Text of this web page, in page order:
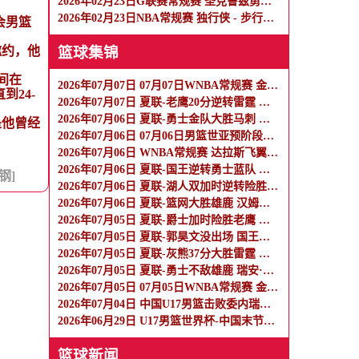
男篮
，他
在
到24-
曾经
]
2026年02月23日NBA常规赛 独行侠 - 步行者 全场录像
篮球集锦
2026年07月07日 07月07日WNBA常规赛 金州女武神62-49华盛顿神秘人 全场集锦
2026年07月07日 夏联-老鹰20分逆转雷霆 埃加福19+15 马拉9中3&4帽5失误
2026年07月06日 夏联-勇士金队大胜马刺 伦德博格11分8板2帽 李贤重11分
2026年07月06日 07月06日男篮世亚预阶段一 约旦男篮106-67伊拉克男篮 全场集锦
2026年07月06日 WNBA常规赛 达拉斯飞翼 89 - 76 多伦多节奏 全场集锦
2026年07月06日 夏联-国王逆转勇士蓝队 郭昊文首秀9分钟4分3助 夏普18分
2026年07月06日 夏联-湖人双加时逆转险胜热火 卡尔26+8 沃特森补篮绝杀
2026年07月06日 夏联-篮网大胜雄鹿 汉姆里奇斯15+7 波士顿14分
2026年07月05日 夏联-爵士加时险胜老鹰 榜眼彼得森28分 8号秀弗莱明斯16中4
2026年07月05日 夏联-郭昊文没出场 国王险胜篮网 阿卡夫29投25分
2026年07月05日 夏联-灰熊37分大胜雷霆 布泽尔15+4+4 12号秀马拉10分4助2帽
2026年07月05日 夏联-勇士不敌雄鹿 瑞安·内姆哈德15分 波士顿17分
2026年07月05日 07月05日WNBA常规赛 金州女武神88-83亚特兰大梦想 全场集锦
2026年07月04日 中国U17男篮击败委内瑞拉U17男篮 张懿赵杰15+7+5 陈昱休18+7
2026年06月29日 U17男篮世界杯-中国末节崩盘遭加拿大逆转 狂丢40个后场篮板
篮球新闻